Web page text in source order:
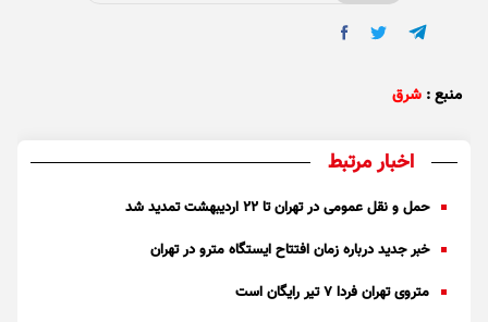
منبع : شرق
اخبار مرتبط
حمل و نقل عمومی در تهران تا ۲۲ اردیبهشت تمدید شد
خبر جدید درباره زمان افتتاح ایستگاه مترو در تهران
متروی تهران فردا ۷ تیر رایگان است